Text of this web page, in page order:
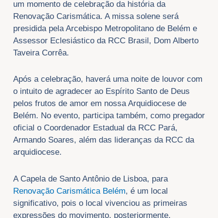
um momento de celebração da história da
Renovação Carismática. A missa solene será
presidida pela Arcebispo Metropolitano de Belém e
Assessor Eclesiástico da RCC Brasil, Dom Alberto
Taveira Corrêa.
Após a celebração, haverá uma noite de louvor com
o intuito de agradecer ao Espírito Santo de Deus
pelos frutos de amor em nossa Arquidiocese de
Belém. No evento, participa também, como pregador
oficial o Coordenador Estadual da RCC Pará,
Armando Soares, além das lideranças da RCC da
arquidiocese.
A Capela de Santo Antônio de Lisboa, para
Renovação Carismática Belém, é um local
significativo, pois o local vivenciou as primeiras
expressões do movimento, posteriormente,